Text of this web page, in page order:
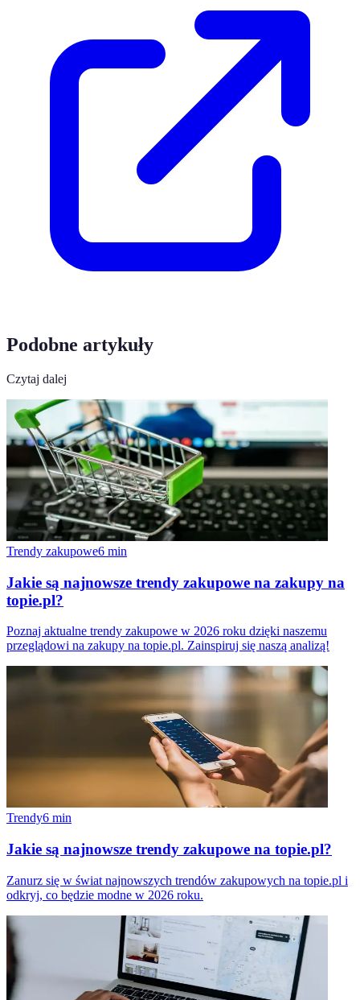
Podobne artykuły
Czytaj dalej
Trendy zakupowe6 min
Jakie są najnowsze trendy zakupowe na zakupy na
topie.pl?
Poznaj aktualne trendy zakupowe w 2026 roku dzięki naszemu
przeglądowi na zakupy na topie.pl. Zainspiruj się naszą analizą!
Trendy6 min
Jakie są najnowsze trendy zakupowe na topie.pl?
Zanurz się w świat najnowszych trendów zakupowych na topie.pl i
odkryj, co będzie modne w 2026 roku.